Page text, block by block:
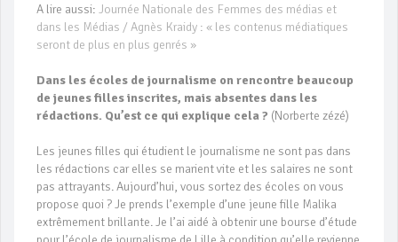
A lire aussi: Journée Nationale des Femmes des médias et
dans les Médias / Agnès Kraidy : « les contenus médiatiques
seront de plus en plus genrés »
Dans les écoles de journalisme on rencontre beaucoup
de jeunes filles inscrites, mais absentes dans les
rédactions. Qu’est ce qui explique cela ? (Norberte zézé)
Les jeunes filles qui étudient le journalisme ne sont pas dans
les rédactions car elles se marient vite et les salaires ne sont
pas attrayants. Aujourd’hui, vous sortez des écoles on vous
propose quoi ? Je prends l’exemple d’une jeune fille Malika
extrêmement brillante. Je l’ai aidé à obtenir une bourse d’étude